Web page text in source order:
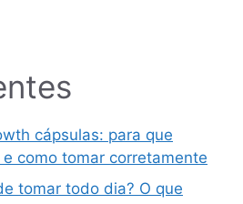
cápsulas: para que
como tomar corretamente
tomar todo dia? O que